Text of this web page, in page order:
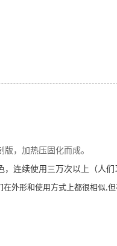
，加热压固化而成。
连续使用三万次以上（人
外形和使用方式上都很相似,